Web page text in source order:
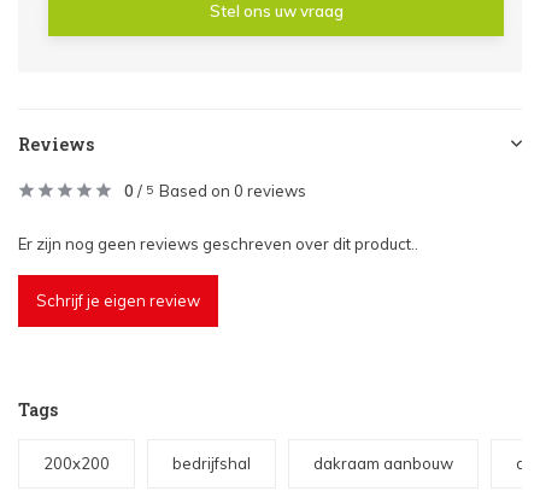
Stel ons uw vraag
Reviews
0 / 5 Based on 0 reviews
Er zijn nog geen reviews geschreven over dit product..
Schrijf je eigen review
Tags
200x200 bedrijfshal dakraam aanbouw